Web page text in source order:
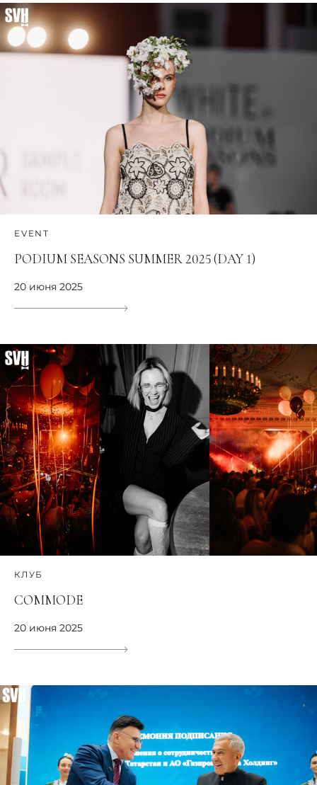
EVENT
PODIUM SEASONS SUMMER 2025 (DAY 1)
20 июня 2025
КЛУБ
COMMODE
20 июня 2025